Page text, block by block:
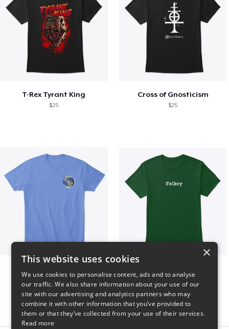
T-Rex Tyrant King
$25
Cross of Gnosticism
$25
$25 $25
×
This website uses cookies
We use cookies to personalise content, ads and to analyse
our traffic. We also share information about your use of our
site with our advertising and analytics partners who may
combine it with other information that you’ve provided to
them or that they’ve collected from your use of their services.
Read more